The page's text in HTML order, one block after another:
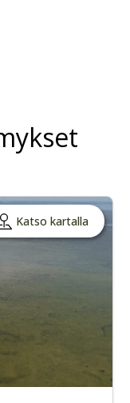
Katso kartalla